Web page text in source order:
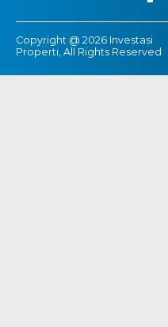
Copyright @ 2026 Investasi
Properti, All Rights Reserved